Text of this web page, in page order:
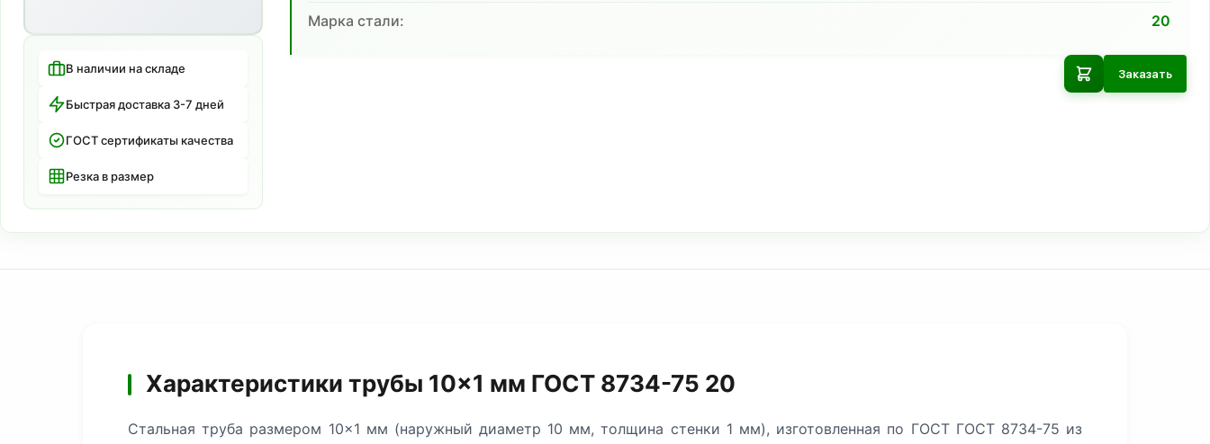
В наличии на складе
Быстрая доставка 3-7 дней
ГОСТ сертификаты качества
Резка в размер
Марка стали: 20
Заказать
Характеристики трубы 10×1 мм ГОСТ 8734-75 20
Стальная труба размером 10×1 мм (наружный диаметр 10 мм, толщина стенки 1 мм), изготовленная по ГОСТ ГОСТ 8734-75 из